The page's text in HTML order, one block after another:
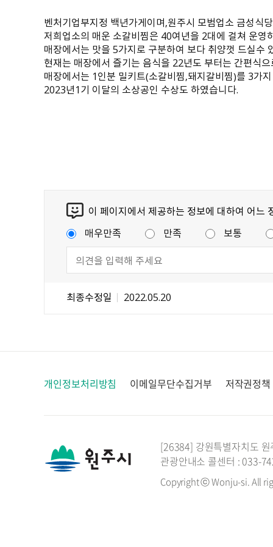
벤처기업부지정 백년가게이며,원주시 모범업소 금성식
저희업소의 매운 소갈비찜은 40여년을 2대에 걸쳐 운영
매장에서는 맛을 5가지로 구분하여 보다 취양껏 드실수
현재는 매장에서 즐기는 음식을 22년도 부터는 간편식
매장에서는 1인분 밀키트（소갈비찜,돼지갈비찜）를 3
2023년1기 이달의 소상공인 수상도 하였습니다.
이 페이지에서 제공하는 정보에 대하여 어느
매우만족
만족 보통
최종수정일 2022.05.20
개인정보처리방침 이메일무단수집거부 저작권정책
[26384] 강원특별자치도
관광안내소 콜센터 : 033-
Copyright ⓒ Wonju-si. All